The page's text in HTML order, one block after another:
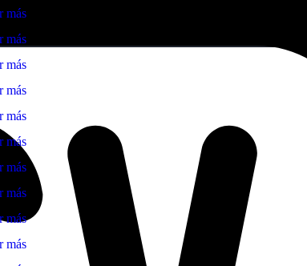
más
más
más
más
más
más
más
más
más
más